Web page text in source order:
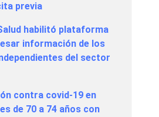
previa
habilitó plataforma
información de los
del sector
contra covid-19 en
de 70 a 74 años con